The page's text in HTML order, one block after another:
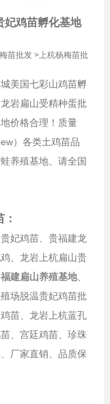
妃鸡苗孵化基地
苗批发>上杭杨梅苗批
美国七彩山鸡苗孵
岩扁山受精种蛋批
价格合理！质量
）各类土鸡苗品
养殖基地、请全国
妃鸡苗、贵福建龙
、龙岩上杭扁山贵
福建扁山养殖基地、
场脱温贵妃鸡苗批
苗、龙岩上杭蓝孔
、宫廷鸡苗、珍珠
厂家直销、品质保